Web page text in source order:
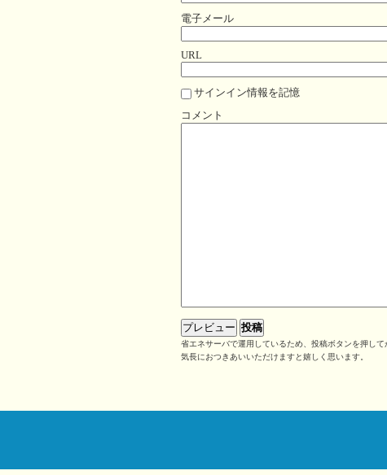
電子メール
URL
サインイン情報を記憶
コメント
省エネサーバで運用しているため、投稿ボタンを押して
気長におつきあいいただけますと嬉しく思います。